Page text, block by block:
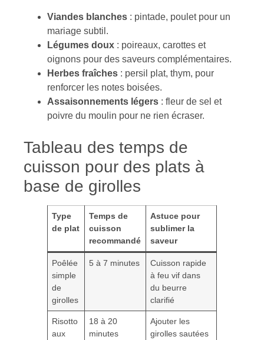
Viandes blanches : pintade, poulet pour un
mariage subtil.
Légumes doux : poireaux, carottes et
oignons pour des saveurs complémentaires.
Herbes fraîches : persil plat, thym, pour
renforcer les notes boisées.
Assaisonnements légers : fleur de sel et
poivre du moulin pour ne rien écraser.
Tableau des temps de
cuisson pour des plats à
base de girolles
Type
de plat
Temps de
cuisson
recommandé
Astuce pour
sublimer la
saveur
Poêlée
simple
de
girolles
5 à 7 minutes
Cuisson rapide
à feu vif dans
du beurre
clarifié
Risotto
aux
18 à 20
minutes
Ajouter les
girolles sautées